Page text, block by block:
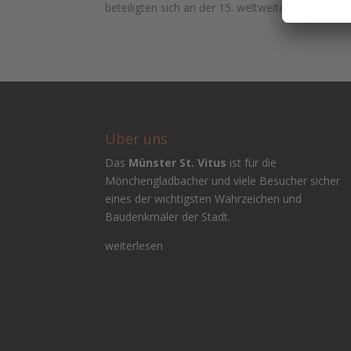
beteiligten sich an der 15. weltweiten Aktion
Über uns
Das Münster St. Vitus ist für die
Mönchengladbacher und viele Besucher sicher
eines der wichtigsten Wahrzeichen und
Baudenkmäler der Stadt.
weiterlesen